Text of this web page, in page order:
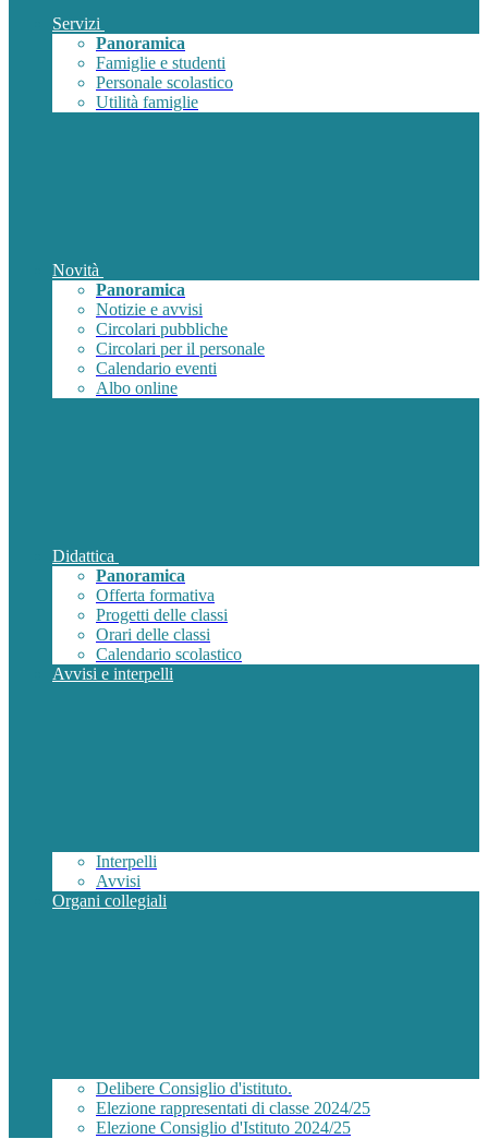
Servizi
Panoramica
Famiglie e studenti
Personale scolastico
Utilità famiglie
Novità
Panoramica
Notizie e avvisi
Circolari pubbliche
Circolari per il personale
Calendario eventi
Albo online
Didattica
Panoramica
Offerta formativa
Progetti delle classi
Orari delle classi
Calendario scolastico
Avvisi e interpelli
Interpelli
Avvisi
Organi collegiali
Delibere Consiglio d'istituto.
Elezione rappresentati di classe 2024/25
Elezione Consiglio d'Istituto 2024/25